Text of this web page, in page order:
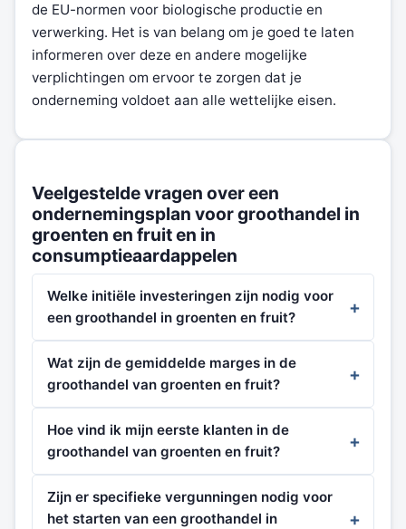
de EU-normen voor biologische productie en
verwerking. Het is van belang om je goed te laten
informeren over deze en andere mogelijke
verplichtingen om ervoor te zorgen dat je
onderneming voldoet aan alle wettelijke eisen.
Veelgestelde vragen over een
ondernemingsplan voor groothandel in
groenten en fruit en in
consumptieaardappelen
Welke initiële investeringen zijn nodig voor
een groothandel in groenten en fruit?
Wat zijn de gemiddelde marges in de
groothandel van groenten en fruit?
Hoe vind ik mijn eerste klanten in de
groothandel van groenten en fruit?
Zijn er specifieke vergunningen nodig voor
het starten van een groothandel in